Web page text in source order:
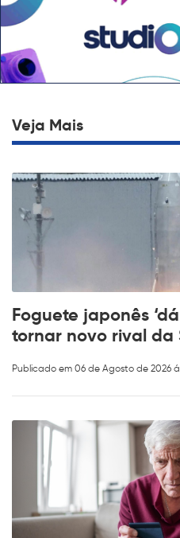
Veja Mais
Foguete japonês
tornar novo rival da
Publicado em 06 de Agosto de 2026